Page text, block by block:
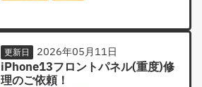
更新日 2026年05月11日
iPhone13フロントパネル(重度)修
理のご依頼！